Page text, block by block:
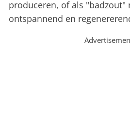
produceren, of als "badzout"
ontspannend en